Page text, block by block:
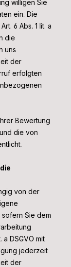
willigen Sie
ein. Die
6 Abs. 1 lit. a
die
uns
der
erfolgten
Bewertung
die von
von der
Sie dem
a DSGVO mit
jederzeit
der